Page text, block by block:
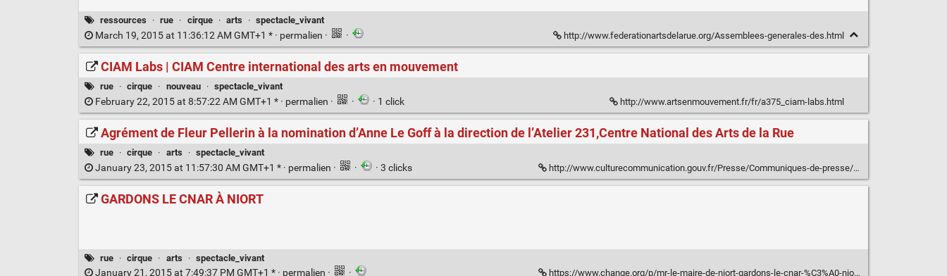
ressources · rue · cirque · arts · spectacle_vivant
March 19, 2015 at 11:36:12 AM GMT+1 * · permalien · · http://www.federationartsdelarue.org/Assemblees-generales-des.html
CIAM Labs | CIAM Centre international des arts en mouvement
rue · cirque · nouveau · spectacle_vivant
February 22, 2015 at 8:57:22 AM GMT+1 * · permalien · · · 1 click http://www.artsenmouvement.fr/fr/a375_ciam-labs.html
Agrément de Fleur Pellerin à la nomination d’Anne Le Goff à la direction de l’Atelier 231,Centre National des Arts de la Rue
rue · cirque · arts · spectacle_vivant
January 23, 2015 at 11:57:30 AM GMT+1 * · permalien · · · 3 clicks http://www.culturecommunication.gouv.fr/Presse/Communiques-de-presse/Agrement-de-Fleur-Pellerin-a-la-nomination-d-Anne-Le-Goff-a-la-direction-de-l-Atelier-231-Centre-National-des-Arts-de-la-Rue
GARDONS LE CNAR À NIORT
rue · cirque · arts · spectacle_vivant
January 21, 2015 at 7:49:37 PM GMT+1 * · permalien · · https://www.change.org/p/mr-le-maire-de-niort-gardons-le-cnar-%C3%A0-niort